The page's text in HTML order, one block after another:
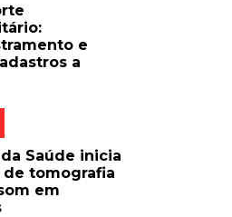
e
a
Saúde inicia
de tomografia
em